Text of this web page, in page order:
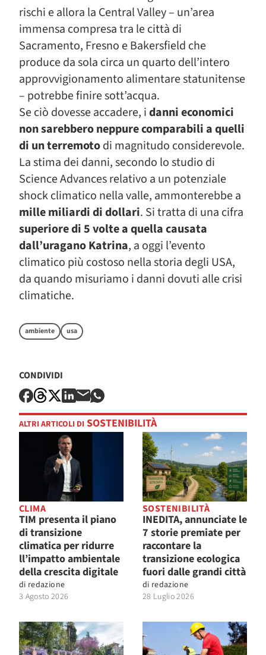
rischi e allora la Central Valley – un’area
immensa compresa tra le città di
Sacramento, Fresno e Bakersfield che
produce da sola circa un quarto dell’intero
approvvigionamento alimentare statunitense
– potrebbe finire sott’acqua.
Se ciò dovesse accadere, idanni economici
non sarebbero neppure comparabili a quelli
di un terremotodi magnitudo considerevole.
La stima dei danni, secondo lo studio di
Science Advances relativo a un potenziale
shock climatico nella valle, ammonterebbe a
mille miliardi di dollari. Si tratta di una cifra
superiore di 5 volte a quella causata
dall’uragano Katrina, a oggi l’evento
climatico più costoso nella storia degli USA,
da quando misuriamo i danni dovuti alle crisi
climatiche.
ambiente usa
CONDIVIDI
ALTRI ARTICOLI DI SOSTENIBILITÀ
CLIMA
TIM presenta il piano
di transizione
climatica per ridurre
ll’impatto ambientale
della crescita digitale
di redazione
3 Agosto 2026
SOSTENIBILITÀ
INEDITA, annunciate le
7 storie premiate per
raccontare la
transizione ecologica
fuori dalle grandi città
di redazione
28 Luglio 2026